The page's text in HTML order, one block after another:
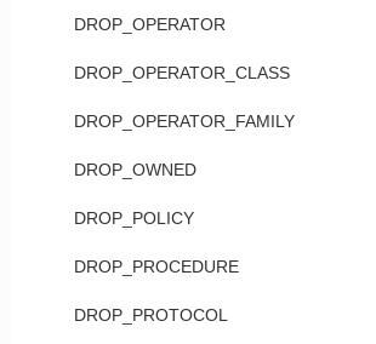
DROP_OPERATOR
DROP_OPERATOR_CLASS
DROP_OPERATOR_FAMILY
DROP_OWNED
DROP_POLICY
DROP_PROCEDURE
DROP_PROTOCOL